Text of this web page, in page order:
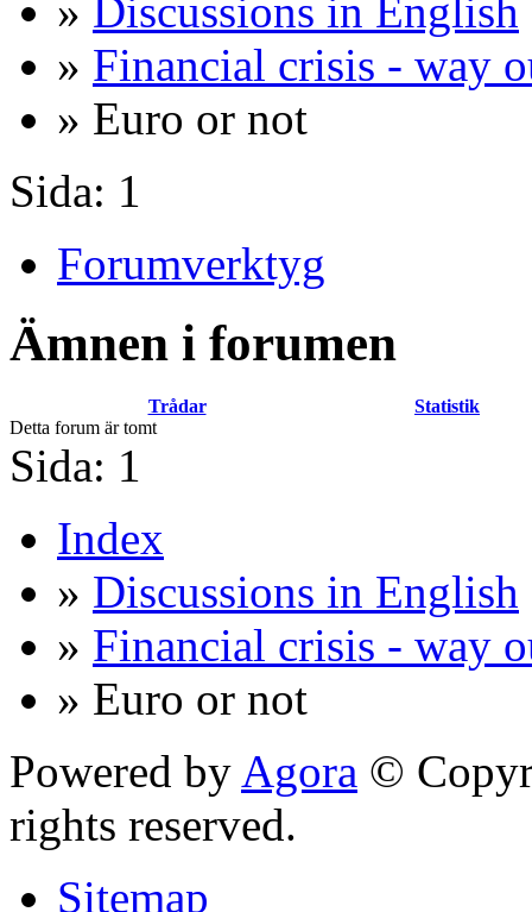
» Discussions in English
» Financial crisis - way
» Euro or not
Sida: 1
Forumverktyg
Ämnen i forumen
Trådar
Statistik
Detta forum är tomt
Sida: 1
Index
» Discussions in English
» Financial crisis - way
» Euro or not
Powered by Agora ©
rights reserved.
Sitemap